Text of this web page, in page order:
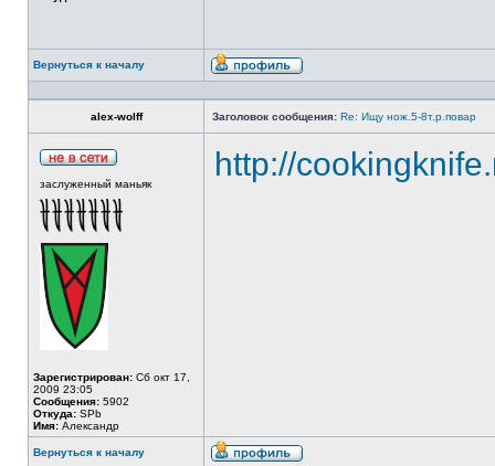
Вернуться к началу
alex-wolff Заголовок сообщения: Re: Ищу нож.5-8т.р.повар
заслуженный маньяк
Зарегистрирован: Сб окт 17,
2009 23:05
Сообщения: 5902
Откуда: SPb
Имя: Александр
http://
Вернуться к началу